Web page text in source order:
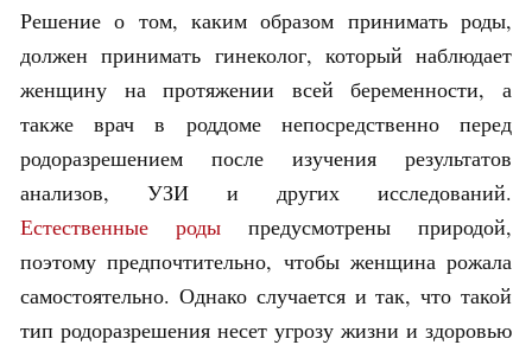
Решение о том, каким образом принимать роды,
должен принимать гинеколог, который наблюдает
женщину на протяжении всей беременности, а
также врач в роддоме непосредственно перед
родоразрешением после изучения результатов
анализов, УЗИ и других исследований.
Естественные роды предусмотрены природой,
поэтому предпочтительно, чтобы женщина рожала
самостоятельно. Однако случается и так, что такой
тип родоразрешения несет угрозу жизни и здоровью